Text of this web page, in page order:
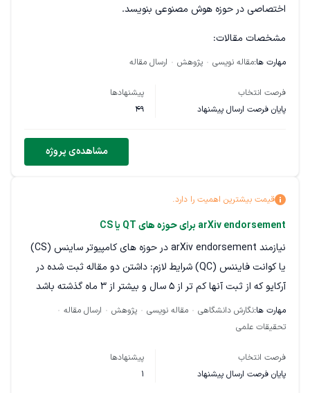
اختصاصی در حوزه هوش مصنوعی بنویسد.
مشخصات مقالات:
حجم هر مقاله: 1500 تا 2۰۰۰ کلمه
موضوعات پس از انتخاب فریلنسر اعلام می‌شود.
کلمات کلیدی اصلی برای هر مقاله ارائه خواهد شد.
استفاده صحیح از تیترهای H2 و H3
دارای مقدمه و جمع‌بندی
لحن روان و حرفه‌ای
عدم استفاده از محتوای کپی یا بازنویسی سطحی
امکان استفاده از ابزارهای هوش مصنوعی وجود دارد اما
در پیشنهاد خود نمونه کار مرتبط ارسال نمایید.
مهارت ها:مقاله نویسی پژوهش ارسال مقاله
فرصت انتخاب
پایان فرصت ارسال پیشنهاد
پیشنهادها
49
مشاهده‌ی پروژه
قیمت بیشترین اهمیت را دارد.
arXiv endorsement برای حوزه های QT یا CS
نیازمند arXiv endorsement در حوزه های کامپیوتر ساینس (CS)
یا کوانت فایننس (QC) شرایط لازم: داشتن دو مقاله ثبت شده در
آرکایو که از ثبت آنها کم تر از 5 سال و بیشتر از 3 ماه گذشته باشد
فقط لازمه یک کد رو در قسمت مشخصی از سایت وارد کنید تا این
تایید انجام بشه. اگر برای هر یک از این دو حوزه واجد شرایط
مهارت ها:نگارش دانشگاهی مقاله نویسی پژوهش
ارسال مقاله
تحقیقات علمی
فرصت انتخاب
پایان فرصت ارسال پیشنهاد
پیشنهادها
1